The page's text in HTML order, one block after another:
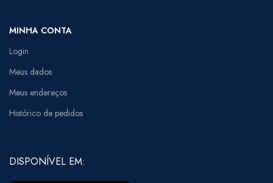
MINHA CONTA
Login
Meus dados
Meus endereços
Histórico de pedidos
DISPONÍVEL EM: